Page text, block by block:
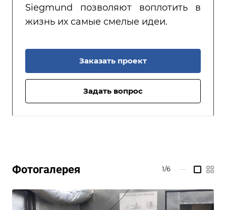
Siegmund позволяют воплотить в
жизнь их самые смелые идеи.
Заказать проект
Задать вопрос
Фотогалерея 1/6 —